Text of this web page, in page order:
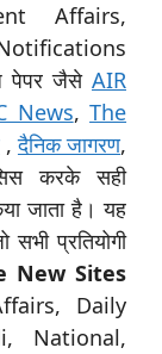
Affairs,
पेपर जैसे AIR
News,The
,दैनिक जागरण,
करके सही
जाता है। यह
प्रतियोगी
New Sites
Daily
National,